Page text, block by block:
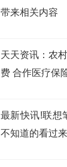
带来相关内容
天天资讯：农
费 合作医疗保
最新快讯!联想
不知道的看过